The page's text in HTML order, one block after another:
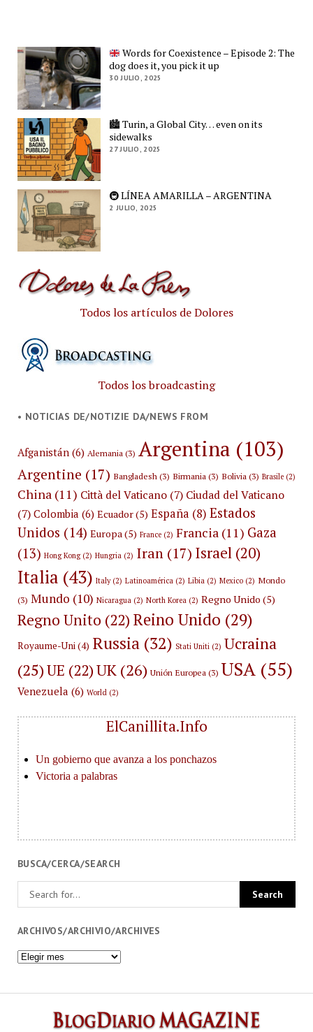
Words for Coexistence – Episode 2: The
dog does it, you pick it up
30 JULIO, 2025
🏙️ Turin, a Global City… even on its
sidewalks
27 JULIO, 2025
🚇 LÍNEA AMARILLA – ARGENTINA
2 JULIO, 2025
Todos los artículos de Dolores
Todos los broadcasting
• NOTICIAS DE/NOTIZIE DA/NEWS FROM
Afganistán(6) Alemania (3) Argentina (103)
Argentine (17) Bangladesh (3) Birmania (3) Bolivia (3) Brasile(2)
China(11) Città del Vaticano(7) Ciudad del Vaticano
(7) Colombia (6) Ecuador(5) España (8) Estados
Unidos (14) Europa(5) France(2) Francia(11) Gaza
(13) Hong Kong(2) Hungria(2) Iran(17) Israel(20)
Italia (43) Italy(2) Latinoamérica(2) Libia(2) Mexico(2) Mondo
(3) Mundo (10) Nicaragua(2) North Korea(2) Regno Unido (5)
Regno Unito (22) Reino Unido (29)
Royaume-Uni(4) Russia(32) Stati Uniti(2) Ucraina
(25)UE (22)UK(26) Unión Europea (3) USA(55)
Venezuela (6) World(2)
ElCanillita.Info
BUSCA/CERCA/SEARCH
ARCHIVOS/ARCHIVIO/ARCHIVES
Archivos/Archivio/Archives